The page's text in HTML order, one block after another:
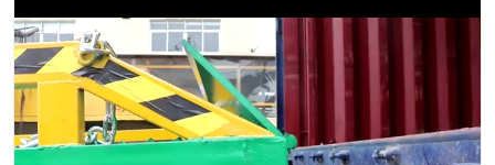
叉车装卸货平台 电动搬运车
移动式升降平台 升降货梯
集装箱装柜平台 油桶夹具